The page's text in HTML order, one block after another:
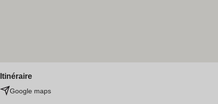
Itinéraire
Google maps